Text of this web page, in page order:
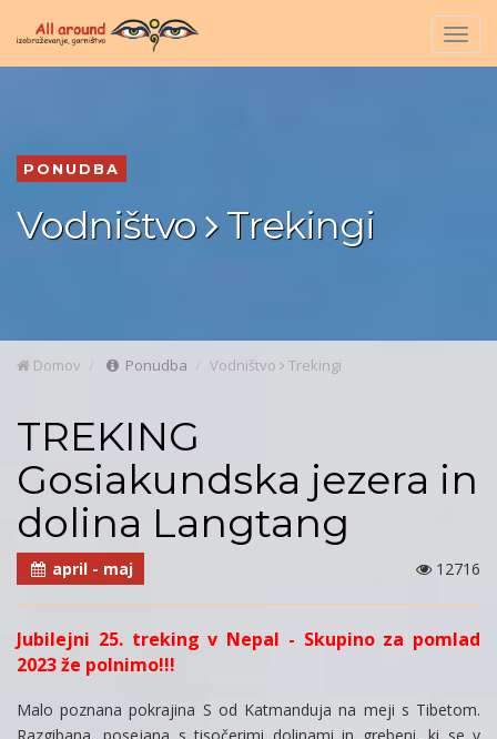
PONUDBA
Vodništvo Trekingi
Domov Ponudba Vodništvo Trekingi
TREKING
Gosiakundska jezera in
dolina Langtang
april - maj 12716
Jubilejni 25. treking v Nepal - Skupino za pomlad
2023 že polnimo!!!
Malo poznana pokrajina S od Katmanduja na meji s Tibetom.